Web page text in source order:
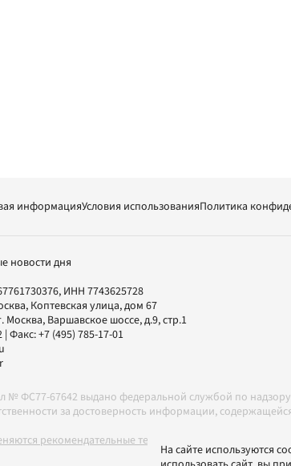
информацияУсловия использованияПолитика
новости дня
ИНН 7743625728
Коптевская улица, дом 67
Москва, Варшавское шоссе, д.9, стр.1
| Факс:+7 (495) 785-17-01
№ ФС77-67642 выдано федеральной службой по
за достоверность информации,
рекомендательные технологии в соответствии с
На сайте используются